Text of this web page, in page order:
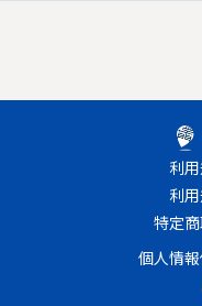
利
利
特定
個人情